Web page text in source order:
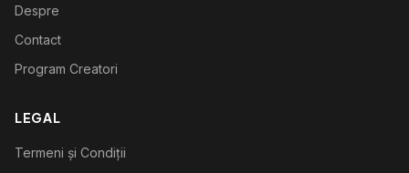
Despre
Contact
Program Creatori
LEGAL
Termeni și Condiții